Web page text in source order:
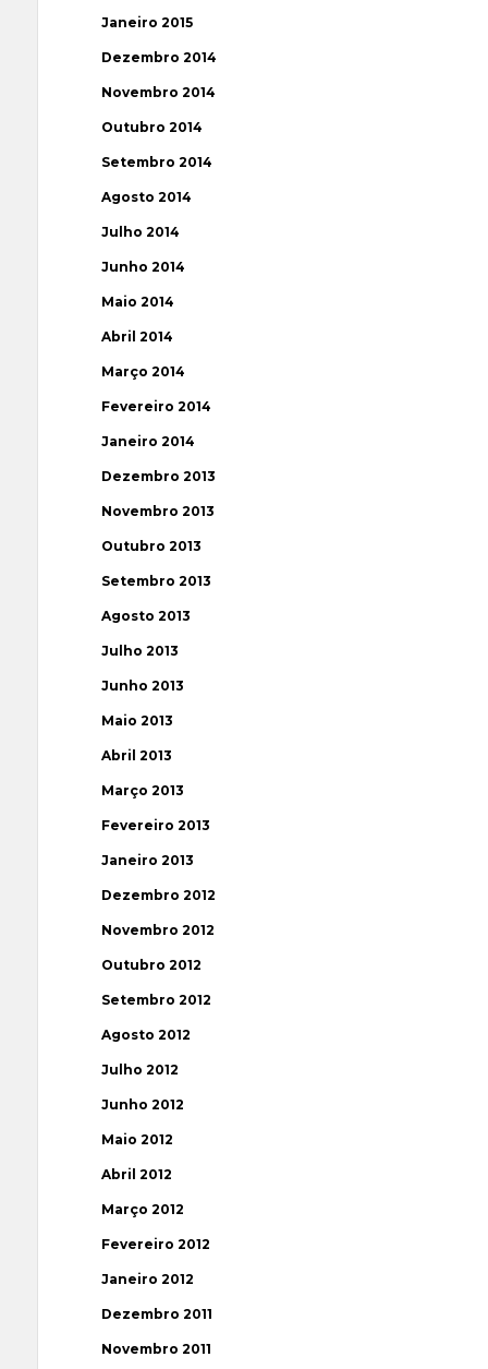
Janeiro 2015
Dezembro 2014
Novembro 2014
Outubro 2014
Setembro 2014
Agosto 2014
Julho 2014
Junho 2014
Maio 2014
Abril 2014
Março 2014
Fevereiro 2014
Janeiro 2014
Dezembro 2013
Novembro 2013
Outubro 2013
Setembro 2013
Agosto 2013
Julho 2013
Junho 2013
Maio 2013
Abril 2013
Março 2013
Fevereiro 2013
Janeiro 2013
Dezembro 2012
Novembro 2012
Outubro 2012
Setembro 2012
Agosto 2012
Julho 2012
Junho 2012
Maio 2012
Abril 2012
Março 2012
Fevereiro 2012
Janeiro 2012
Dezembro 2011
Novembro 2011